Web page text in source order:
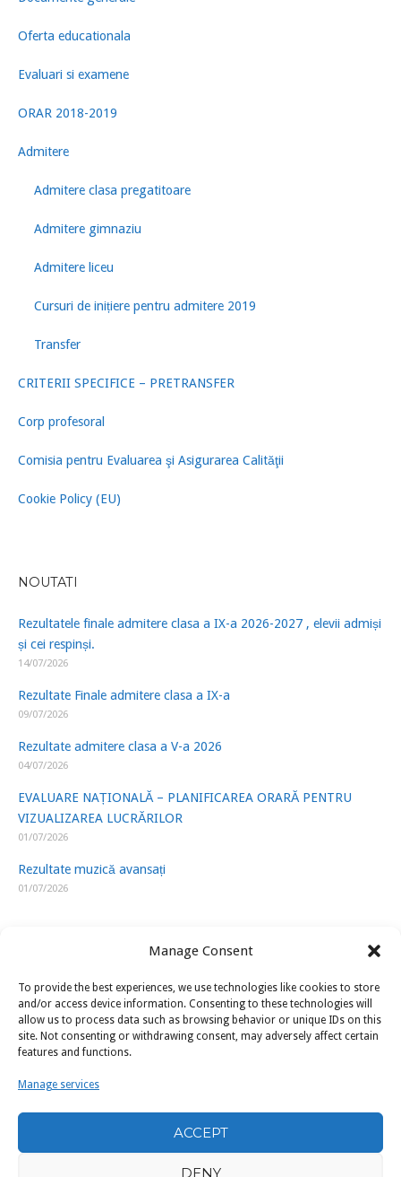
Manage Consent
To provide the best experiences, we use technologies like cookies to store
and/or access device information. Consenting to these technologies will
allow us to process data such as browsing behavior or unique IDs on this
site. Not consenting or withdrawing consent, may adversely affect certain
features and functions.
Manage services
ACCEPT
DENY
Oferta educationala
Evaluari si examene
ORAR 2018-2019
Admitere
Admitere clasa pregatitoare
Admitere gimnaziu
Admitere liceu
Cursuri de inițiere pentru admitere 2019
Transfer
CRITERII SPECIFICE – PRETRANSFER
Corp profesoral
Comisia pentru Evaluarea şi Asigurarea Calităţii
Cookie Policy (EU)
NOUTATI
Rezultatele finale admitere clasa a IX-a 2026-2027 , elevii admiși
și cei respinși.
14/07/2026
Rezultate Finale admitere clasa a IX-a
09/07/2026
Rezultate admitere clasa a V-a 2026
04/07/2026
EVALUARE NAȚIONALĂ – PLANIFICAREA ORARĂ PENTRU
VIZUALIZAREA LUCRĂRILOR
01/07/2026
Rezultate muzică avansați
01/07/2026
LINK-URI UTILE
ISJ Prahova
Ministerul Educatiei
U.A.P.
Filarmonica „Paul Constantinescu” Ploiești